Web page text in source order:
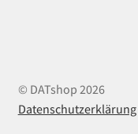
© DATshop 2026
Datenschutzerklärung